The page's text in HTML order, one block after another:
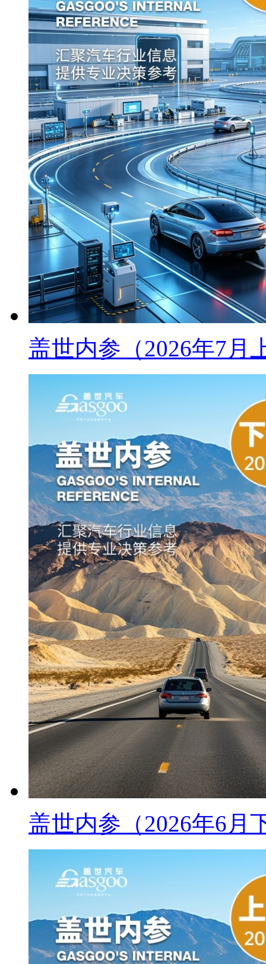
盖世内参（2026年7月
盖世内参（2026年6月